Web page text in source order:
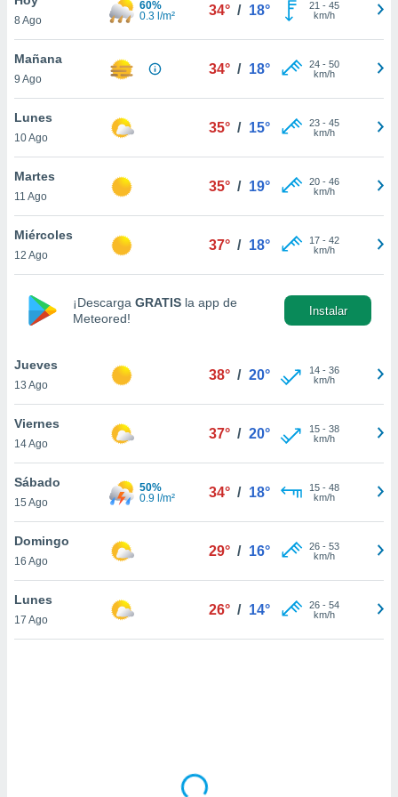
en
más
nuestra
de
aceptar
de
sitio
En
sean
el sitio
ni para
o
8 Ago
60%
0.3 l/m²
34° / 18° 21 - 45
km/h
Mañana
9 Ago
34° / 18° 24- 50
km/h
Lunes
10 Ago
35° / 15° 23- 45
km/h
Martes
11 Ago
35° / 19° 20- 46
km/h
Miércoles
12 Ago
37° / 18° 17- 42
km/h
¡Descarga GRATIS la app de
Meteored!
Instalar
Jueves
13 Ago
38° / 20° 14- 36
km/h
Viernes
14 Ago
37° / 20° 15- 38
km/h
Sábado
15 Ago
50%
0.9 l/m²
34° / 18° 15- 48
km/h
Domingo
16 Ago
29° / 16° 26- 53
km/h
Lunes
17 Ago
26° / 14° 26- 54
km/h